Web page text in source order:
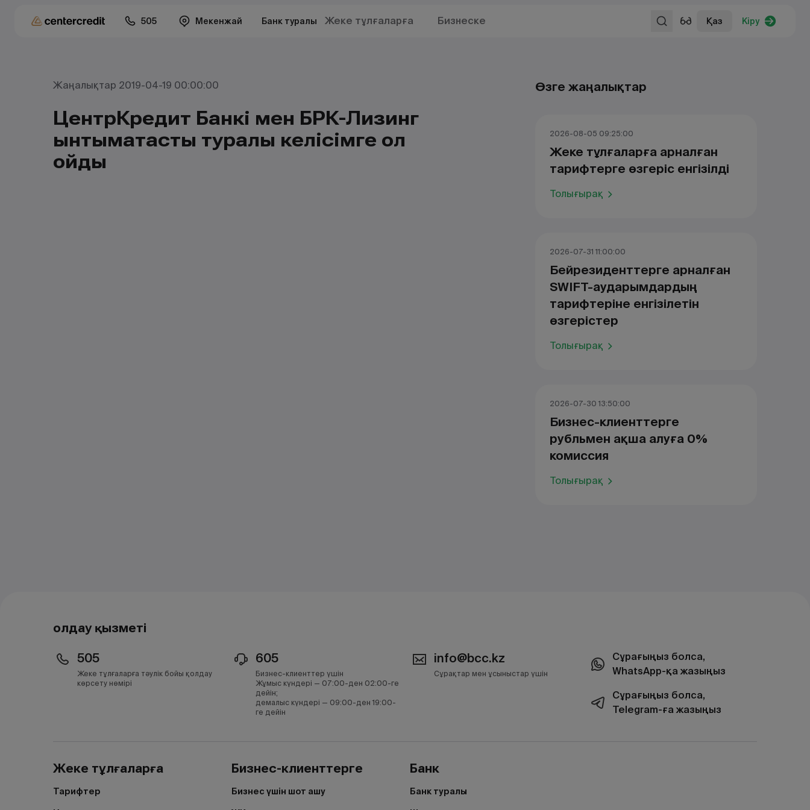
505 Мекенжай Банк туралы Жеке тұлғаларға Бизнеске Қаз Кіру
Жаңалықтар 2019-04-19 00:00:00
ЦентрКредит Банкі мен БРК-Лизинг
ынтымақтастық туралы келісімге қол
қойды
Өзге жаңалықтар
2026-08-05 09:25:00
Жеке тұлғаларға арналған
тарифтерге өзгеріс енгізілді
Толығырақ
2026-07-31 11:00:00
Бейрезиденттерге арналған
SWIFT-аударымдардың
тарифтеріне енгізілетін
өзгерістер
Толығырақ
2026-07-30 13:50:00
Бизнес-клиенттерге
рубльмен ақша алуға 0%
комиссия
Толығырақ
Қолдау қызметі
505
Жеке тұлғаларға тәулік бойы қолдау
көрсету нөмірі
605
Бизнес-клиенттер үшін
Жұмыс күндері — 07:00-ден 02:00-ге
дейін;
демалыс күндері — 09:00-ден 19:00-
ге дейін
info@bcc.kz
Сұрақтар мен ұсыныстар үшін
Сұрағыңыз болса,
WhatsApp-қа жазыңыз
Сұрағыңыз болса,
Telegram-ға жазыңыз
Жеке тұлғаларға
Тарифтер
Бизнес-клиенттерге
Бизнес үшін шот ашу
Банк
Банк туралы